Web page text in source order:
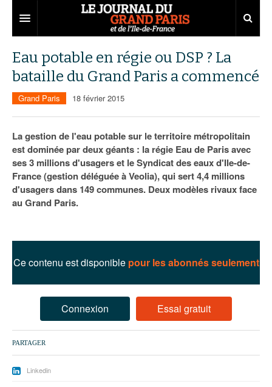
Territoires
Aménagement
Institutions
Services urbains
Entreprises
Emploi
Attractivité
Innovation
75
77
78
94
95
Carnet
Nominations
Portraits
Les Assises du Grand Paris
Éditions précédentes
Le podcast
Eau potable en régie ou DSP ? La
bataille du Grand Paris a commencé
Grand Paris 18 février 2015
La gestion de l'eau potable sur le territoire métropolitain
est dominée par deux géants : la régie Eau de Paris avec
ses 3 millions d'usagers et le Syndicat des eaux d'Ile-de-
France (gestion déléguée à Veolia), qui sert 4,4 millions
d'usagers dans 149 communes. Deux modèles rivaux face
au Grand Paris.
Ce contenu est disponible pour les abonnés seulement
Connexion Essai gratuit
PARTAGER
Linkedin